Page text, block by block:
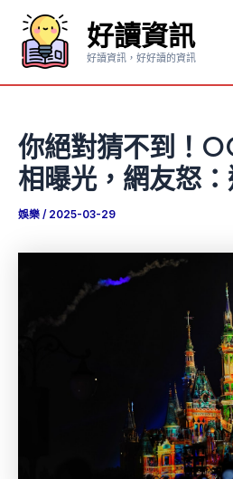
要
好讀資訊
好讀資訊，好好讀的資訊
你絕對猜不到！
相曝光，網友怒：
娛樂 / 2025-03-29